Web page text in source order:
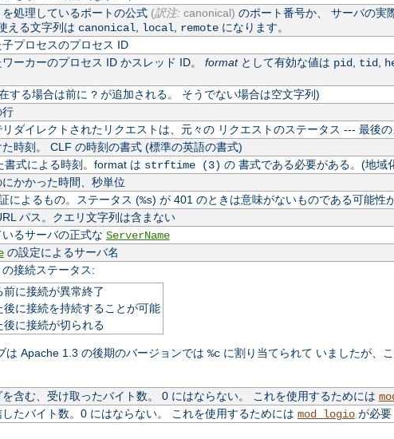
処理しているポートの公式 (訳注: canonical) のポート番号か、 サーバの実
える文字列は canonical local remoteになります。
プロセスのプロセス ID
ーカーのプロセス ID かスレッド ID。 formatとして有効な値は pid, tid,
する場合は前に ?が追加される。 そうでない場合は空文字列)
行
ダイレクトされたリクエストは、元々の リクエストのステータス --- 最後
時刻。 CLF の時刻の書式 (標準の英語の書式)
式による時刻。format は strftime (3) の 書式である必要がある。(地域
かかった時間、秒単位
によるもの。ステータス (%s) が 401 のときは意味がないものである可能性
パス。クエリ文字列は含まない
るサーバの正式な ServerName
の設定によるサーバ名
接続ステータス:
前に接続が異常終了
後に接続を持続することが可能
後に接続が切られる
は Apache 1.3 の後期のバージョンでは %cに割り当てられて いましたが、
含む、受け取ったバイト数。 0 にはならない。 これを使用するためには
たバイト数。0 にはならない。 これを使用するためには mod_logioが必要